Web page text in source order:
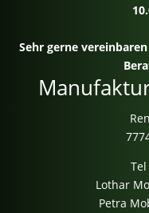
Sehr gerne
Tel
Lothar
Petra